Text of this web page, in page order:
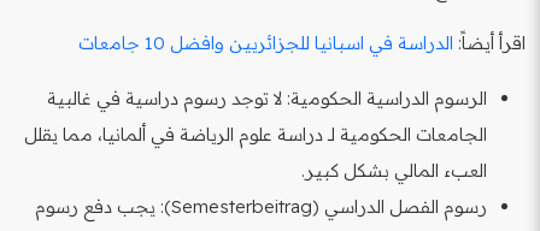
اقرأ أيضاً: الدراسة في اسبانيا للجزائريين وافضل 10 جامعات
الرسوم الدراسية الحكومية: لا توجد رسوم دراسية في غالبية
الجامعات الحكومية لـ دراسة علوم الرياضة في ألمانيا، مما يقلل
العبء المالي بشكل كبير.
رسوم الفصل الدراسي (Semesterbeitrag): يجب دفع رسوم